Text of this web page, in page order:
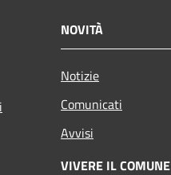
NOVITÀ
Notizie
Comunicati
Avvisi
VIVERE IL COMUNE